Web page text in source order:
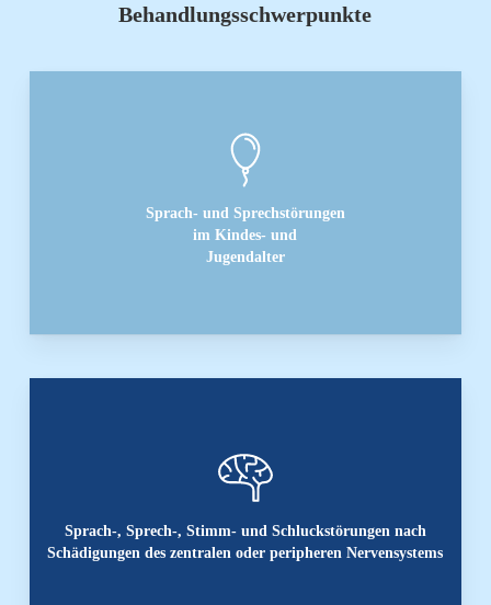
Behandlungsschwerpunkte
Sprach- und Sprechstörungen
im Kindes- und
Jugendalter
Sprach-, Sprech-, Stimm- und Schluckstörungen nach
Schädigungen des zentralen oder peripheren Nervensystems